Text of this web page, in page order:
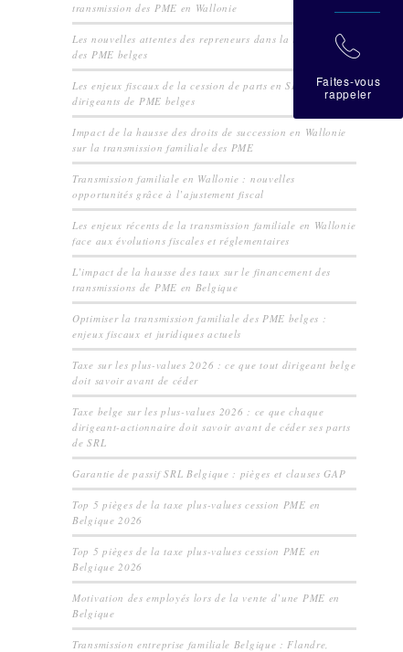
transmission des PME en Wallonie
Les nouvelles attentes des repreneurs dans la transmission
des PME belges
Les enjeux fiscaux de la cession de parts en SRL pour les
dirigeants de PME belges
Impact de la hausse des droits de succession en Wallonie
sur la transmission familiale des PME
Transmission familiale en Wallonie : nouvelles
opportunités grâce à l’ajustement fiscal
Les enjeux récents de la transmission familiale en Wallonie
face aux évolutions fiscales et réglementaires
L’impact de la hausse des taux sur le financement des
transmissions de PME en Belgique
Optimiser la transmission familiale des PME belges :
enjeux fiscaux et juridiques actuels
Taxe sur les plus-values 2026 : ce que tout dirigeant belge
doit savoir avant de céder
Taxe belge sur les plus-values 2026 : ce que chaque
dirigeant-actionnaire doit savoir avant de céder ses parts
de SRL
Garantie de passif SRL Belgique : pièges et clauses GAP
Top 5 pièges de la taxe plus-values cession PME en
Belgique 2026
Top 5 pièges de la taxe plus-values cession PME en
Belgique 2026
Motivation des employés lors de la vente d’une PME en
Belgique
Transmission entreprise familiale Belgique : Flandre,
拉
Faites-vous
rappeler